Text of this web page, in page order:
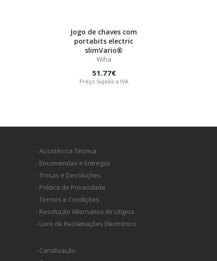
Jogo de chaves com
portabits electric
slimVario®
Wiha
51.77€
Preço Sujeito a IVA
- Assistência Técnica
- Encomendas e Entregas
- Trocas e Devoluções
- Politica de Privacidade
- Termos e Condições
- Resolução Alternativa de Litígios
- Livro de Reclamações Electrónico
- Canalização